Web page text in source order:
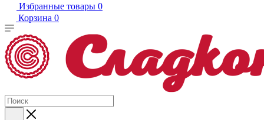
Избранные товары 0
Корзина 0